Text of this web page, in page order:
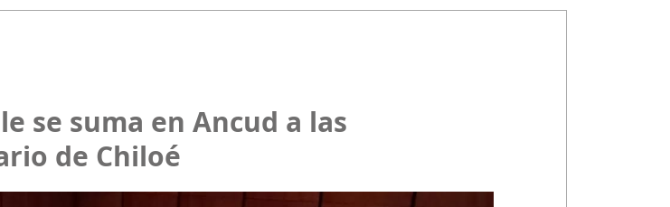
se suma en Ancud a las
de Chiloé